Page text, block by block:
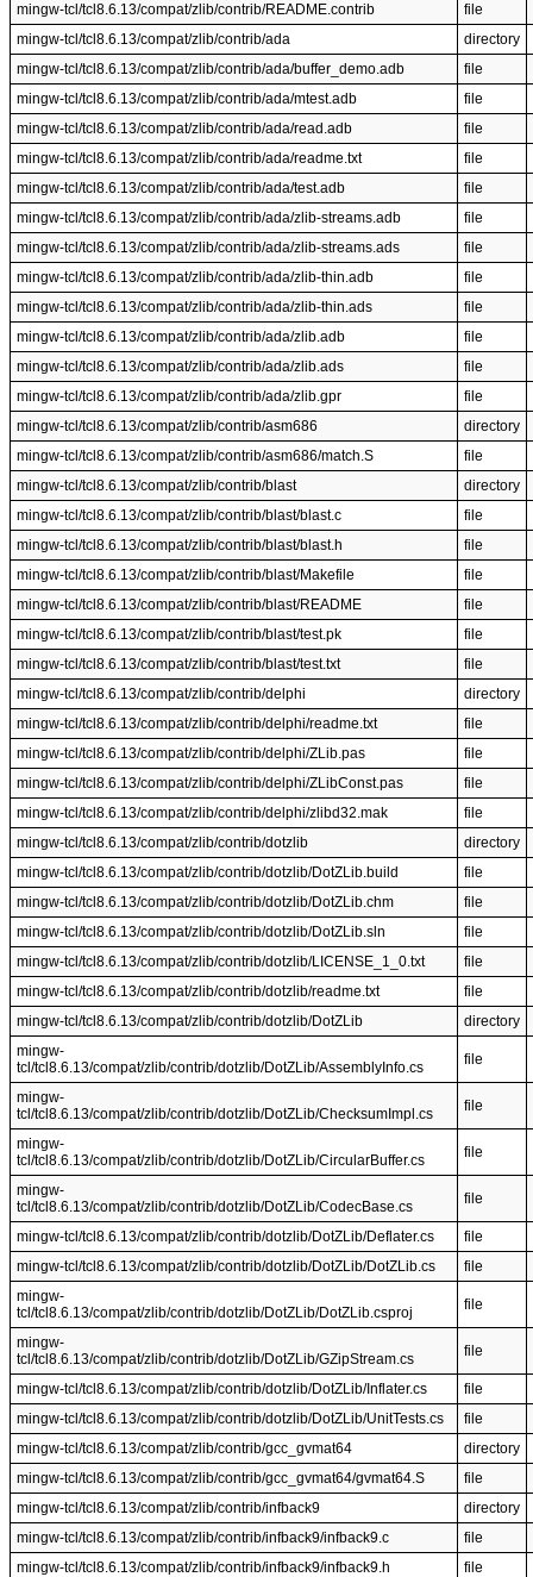
mingw-tcl/tcl8.6.13/compat/zlib/contrib/README.contrib
file
mingw-tcl/tcl8.6.13/compat/zlib/contrib/ada
directory
mingw-tcl/tcl8.6.13/compat/zlib/contrib/ada/buffer_demo.adb
file
mingw-tcl/tcl8.6.13/compat/zlib/contrib/ada/mtest.adb
file
mingw-tcl/tcl8.6.13/compat/zlib/contrib/ada/read.adb
file
mingw-tcl/tcl8.6.13/compat/zlib/contrib/ada/readme.txt
file
mingw-tcl/tcl8.6.13/compat/zlib/contrib/ada/test.adb
file
mingw-tcl/tcl8.6.13/compat/zlib/contrib/ada/zlib-streams.adb
file
mingw-tcl/tcl8.6.13/compat/zlib/contrib/ada/zlib-streams.ads
file
mingw-tcl/tcl8.6.13/compat/zlib/contrib/ada/zlib-thin.adb
file
mingw-tcl/tcl8.6.13/compat/zlib/contrib/ada/zlib-thin.ads
file
mingw-tcl/tcl8.6.13/compat/zlib/contrib/ada/zlib.adb
file
mingw-tcl/tcl8.6.13/compat/zlib/contrib/ada/zlib.ads
file
mingw-tcl/tcl8.6.13/compat/zlib/contrib/ada/zlib.gpr
file
mingw-tcl/tcl8.6.13/compat/zlib/contrib/asm686
directory
mingw-tcl/tcl8.6.13/compat/zlib/contrib/asm686/match.S
file
mingw-tcl/tcl8.6.13/compat/zlib/contrib/blast
directory
mingw-tcl/tcl8.6.13/compat/zlib/contrib/blast/blast.c
file
mingw-tcl/tcl8.6.13/compat/zlib/contrib/blast/blast.h
file
mingw-tcl/tcl8.6.13/compat/zlib/contrib/blast/Makefile
file
mingw-tcl/tcl8.6.13/compat/zlib/contrib/blast/README
file
mingw-tcl/tcl8.6.13/compat/zlib/contrib/blast/test.pk
file
mingw-tcl/tcl8.6.13/compat/zlib/contrib/blast/test.txt
file
mingw-tcl/tcl8.6.13/compat/zlib/contrib/delphi
directory
mingw-tcl/tcl8.6.13/compat/zlib/contrib/delphi/readme.txt
file
mingw-tcl/tcl8.6.13/compat/zlib/contrib/delphi/ZLib.pas
file
mingw-tcl/tcl8.6.13/compat/zlib/contrib/delphi/ZLibConst.pas
file
mingw-tcl/tcl8.6.13/compat/zlib/contrib/delphi/zlibd32.mak
file
mingw-tcl/tcl8.6.13/compat/zlib/contrib/dotzlib
directory
mingw-tcl/tcl8.6.13/compat/zlib/contrib/dotzlib/DotZLib.build
file
mingw-tcl/tcl8.6.13/compat/zlib/contrib/dotzlib/DotZLib.chm
file
mingw-tcl/tcl8.6.13/compat/zlib/contrib/dotzlib/DotZLib.sln
file
mingw-tcl/tcl8.6.13/compat/zlib/contrib/dotzlib/LICENSE_1_0.txt
file
mingw-tcl/tcl8.6.13/compat/zlib/contrib/dotzlib/readme.txt
file
mingw-tcl/tcl8.6.13/compat/zlib/contrib/dotzlib/DotZLib
directory
mingw-
tcl/tcl8.6.13/compat/zlib/contrib/dotzlib/DotZLib/AssemblyInfo.cs
file
mingw-
tcl/tcl8.6.13/compat/zlib/contrib/dotzlib/DotZLib/ChecksumImpl.cs
file
mingw-
tcl/tcl8.6.13/compat/zlib/contrib/dotzlib/DotZLib/CircularBuffer.cs
file
mingw-
tcl/tcl8.6.13/compat/zlib/contrib/dotzlib/DotZLib/CodecBase.cs
file
mingw-tcl/tcl8.6.13/compat/zlib/contrib/dotzlib/DotZLib/Deflater.cs
file
mingw-tcl/tcl8.6.13/compat/zlib/contrib/dotzlib/DotZLib/DotZLib.cs
file
mingw-
tcl/tcl8.6.13/compat/zlib/contrib/dotzlib/DotZLib/DotZLib.csproj
file
mingw-
tcl/tcl8.6.13/compat/zlib/contrib/dotzlib/DotZLib/GZipStream.cs
file
mingw-tcl/tcl8.6.13/compat/zlib/contrib/dotzlib/DotZLib/Inflater.cs
file
mingw-tcl/tcl8.6.13/compat/zlib/contrib/dotzlib/DotZLib/UnitTests.cs
file
mingw-tcl/tcl8.6.13/compat/zlib/contrib/gcc_gvmat64
directory
mingw-tcl/tcl8.6.13/compat/zlib/contrib/gcc_gvmat64/gvmat64.S
file
mingw-tcl/tcl8.6.13/compat/zlib/contrib/infback9
directory
mingw-tcl/tcl8.6.13/compat/zlib/contrib/infback9/infback9.c
file
mingw-tcl/tcl8.6.13/compat/zlib/contrib/infback9/infback9.h
file